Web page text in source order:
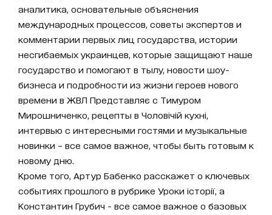
аналитика, основательные объяснения
международных процессов, советы экспертов и
комментарии первых лиц государства, истории
несгибаемых украинцев, которые защищают наше
государство и помогают в тылу, новости шоу-
бизнеса и подробности из жизни героев нового
времени в ЖВЛ Представляє с Тимуром
Мирошниченко, рецепты в Чоловічій кухні,
интервью с интересными гостями и музыкальные
новинки – все самое важное, чтобы быть готовым к
новому дню.
Кроме того, Артур Бабенко расскажет о ключевых
событиях прошлого в рубрике Уроки історії, а
Константин Грубич - все самое важное о базовых